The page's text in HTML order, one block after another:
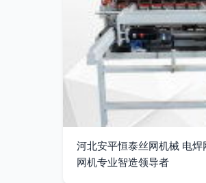
河北安平恒泰丝网机械 电
网机专业智造领导者